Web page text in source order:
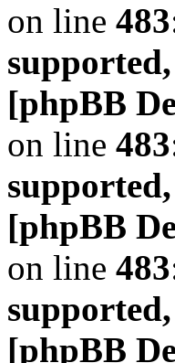
on line 483
[phpBB
on line 483
[phpBB
on line 483
[phpBB